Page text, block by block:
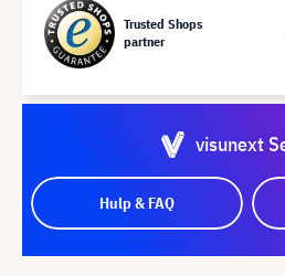
Trusted Shops
partner
visunext
Hulp & FAQ